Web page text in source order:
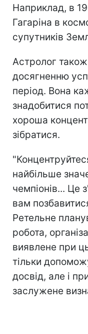
Наприклад, в
Гагаріна в
супутників
Астролог
досягненню
період. Вона
знадобитися
хороша
зібратися.
найбільше
чемпіонів... Це
вам
Ретельне
робота,
виявлене при
тільки
досвід, але і
заслужене